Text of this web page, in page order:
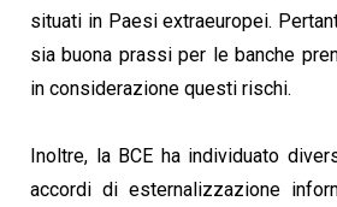
situati in Paesi extraeuropei.
sia buona prassi per le banche
in considerazione questi rischi.
Inoltre, la BCE ha individuato
accordi di esternalizzazione